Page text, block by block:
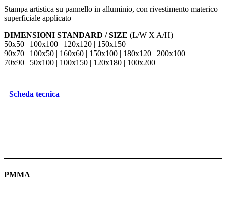
Stampa artistica su pannello in alluminio, con rivestimento materico
superficiale applicato
DIMENSIONI STANDARD / SIZE (L/W X A/H)
50x50 | 100x100 | 120x120 | 150x150
90x70 | 100x50 | 160x60 | 150x100 | 180x120 | 200x100
70x90 | 50x100 | 100x150 | 120x180 | 100x200
Scheda tecnica
PMMA